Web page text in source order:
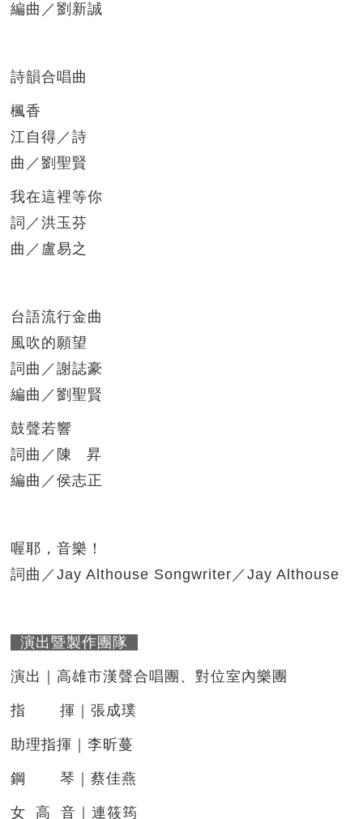
編曲／劉新誠
詩韻合唱曲
楓香
江自得／詩
曲／劉聖賢
我在這裡等你
詞／洪玉芬
曲／盧易之
台語流行金曲
風吹的願望
詞曲／謝誌豪
編曲／劉聖賢
鼓聲若響
詞曲／陳 昇
編曲／侯志正
喔耶，音樂！
詞曲／Jay Althouse Songwriter／Jay Althouse
演出暨製作團隊
演出｜高雄市漢聲合唱團、對位室內樂團
指 揮｜張成璞
助理指揮｜李昕蔓
鋼 琴｜蔡佳燕
女 高 音｜連筱筠